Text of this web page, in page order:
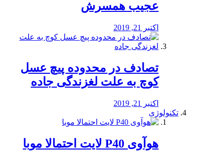
عجیب همسرش
اکتبر 21, 2019
تصادف در محدوده پیچ عسل
کوچ به علت لغزندگی جاده
اکتبر 21, 2019
تکنولوژی
هوآوی P40 لایت احتمالا موبا